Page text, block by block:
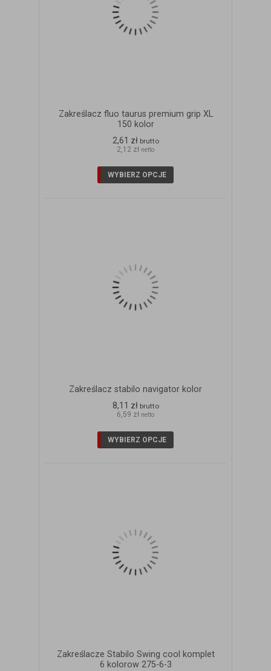
Zakreślacz fluo taurus premium grip XL
150 kolor
2,61 zł brutto
2,12 zł netto
WYBIERZ OPCJE
Zakreślacz stabilo navigator kolor
8,11 zł brutto
6,59 zł netto
WYBIERZ OPCJE
Zakreślacze Stabilo Swing cool komplet
6 kolorow 275-6-3